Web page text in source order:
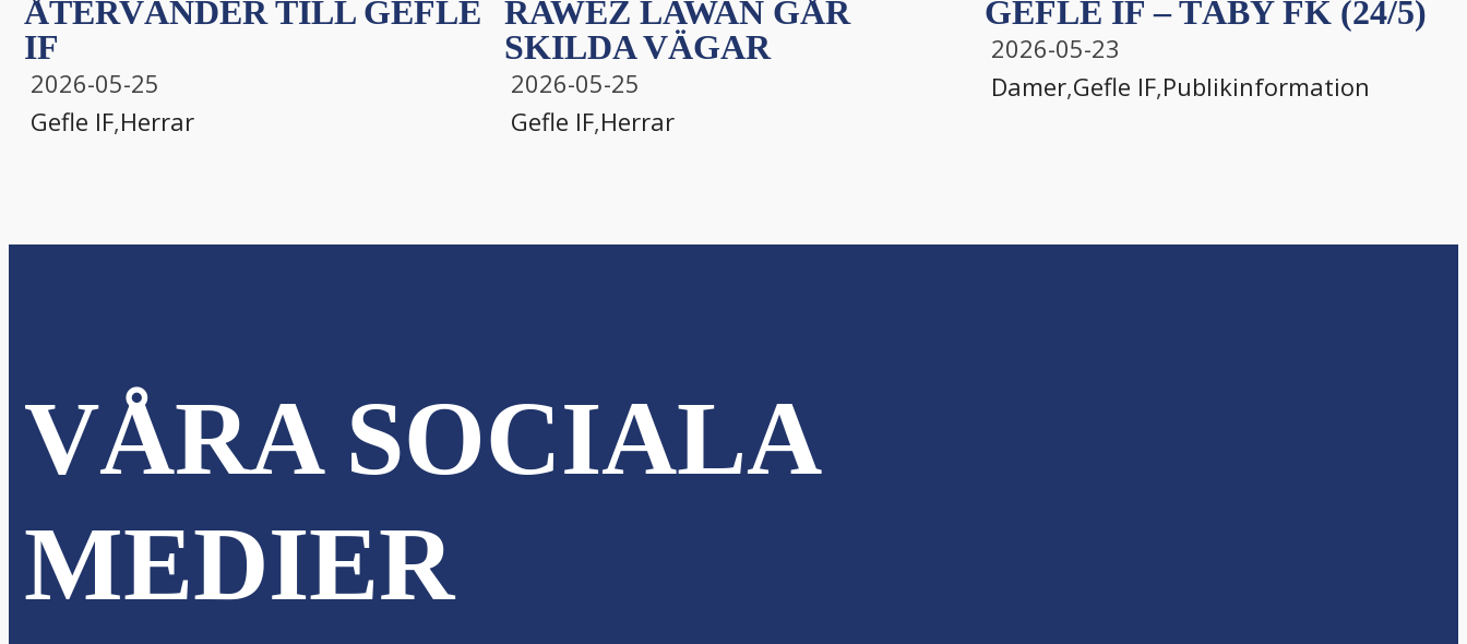
ÅTERVÄNDER TILL GEFLE
IF
2026-05-25
Gefle IF,Herrar
RAWEZ LAWAN GÅR
SKILDA VÄGAR
2026-05-25
Gefle IF,Herrar
GEFLE IF – TÄBY FK (24/5)
2026-05-23
Damer,Gefle IF,Publikinformation
VÅRA SOCIALA
MEDIER